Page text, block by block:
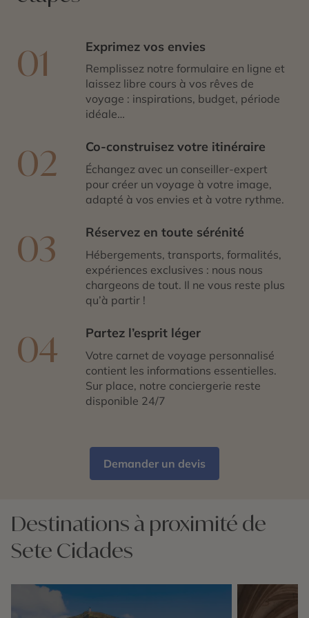
01 Exprimez vos envies
Remplissez notre formulaire en ligne et
laissez libre cours à vos rêves de
voyage : inspirations, budget, période
idéale…
02 Co-construisez votre itinéraire
Échangez avec un conseiller-expert
pour créer un voyage à votre image,
adapté à vos envies et à votre rythme.
03 Réservez en toute sérénité
Hébergements, transports, formalités,
expériences exclusives : nous nous
chargeons de tout. Il ne vous reste plus
qu’à partir !
04 Partez l’esprit léger
Votre carnet de voyage personnalisé
contient les informations essentielles.
Sur place, notre conciergerie reste
disponible 24/7
Demander un devis
Destinations à proximité de
Sete Cidades